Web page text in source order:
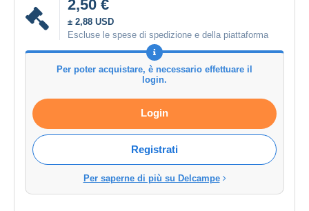
2,50 €
± 2,88 USD
Escluse le spese di spedizione e della piattaforma
Per poter acquistare, è necessario effettuare il
login.
Login
Registrati
Per saperne di più su Delcampe